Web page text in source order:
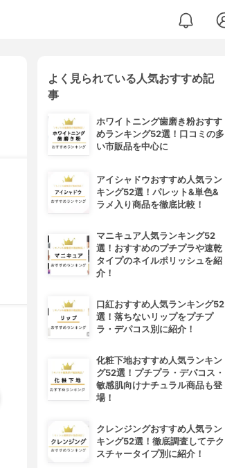
よく見られている人気おすすめ記
事
ホワイトニング歯磨き粉おすす
めランキング52選！口コミの多
い市販品を中心に
アイシャドウおすすめ人気ラン
キング52選！パレット&単色&
ラメ入り商品を徹底比較！
マニキュア人気ランキング52
選！おすすめのプチプラや速乾
タイプのネイルポリッシュを紹
介！
口紅おすすめ人気ランキング52
選！落ちないリップをプチプ
ラ・デパコス別に紹介！
化粧下地おすすめ人気ランキン
グ52選！プチプラ・デパコス・
敏感肌向けナチュラル商品も登
場！
クレンジングおすすめ人気ラン
キング52選！徹底調査してテク
スチャータイプ別に紹介！